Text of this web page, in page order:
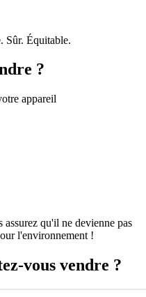
Sûr. Équitable.
?
appareil
qu'il ne devienne pas
l'environnement !
vous vendre ?